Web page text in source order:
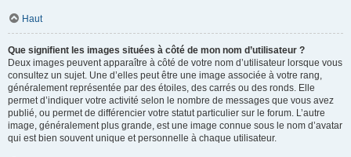
Haut
Que signifient les images situées à côté de mon nom d’utilisateur ?
Deux images peuvent apparaître à côté de votre nom d’utilisateur lorsque vous
consultez un sujet. Une d’elles peut être une image associée à votre rang,
généralement représentée par des étoiles, des carrés ou des ronds. Elle
permet d’indiquer votre activité selon le nombre de messages que vous avez
publié, ou permet de différencier votre statut particulier sur le forum. L’autre
image, généralement plus grande, est une image connue sous le nom d’avatar
qui est bien souvent unique et personnelle à chaque utilisateur.